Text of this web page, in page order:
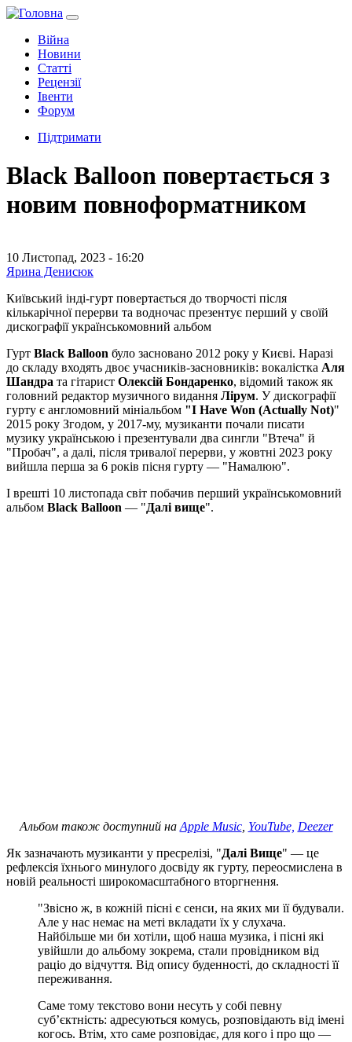
Війна
Новини
Статті
Рецензії
Івенти
Форум
Підтримати
Black Balloon повертається з
новим повноформатником
10 Листопад, 2023 - 16:20
Ярина Денисюк
Київський інді-гурт повертається до творчості після
кількарічної перерви та водночас презентує перший у своїй
дискографії українськомовний альбом
Гурт Black Balloon було засновано 2012 року у Києві. Наразі
до складу входять двоє учасників-засновників: вокалістка Аля
Шандра та гітарист Олексій Бондаренко, відомий також як
головний редактор музичного видання Лірум. У дискографії
гурту є англомовний мініальбом "I Have Won (Actually Not)"
2015 року Згодом, у 2017-му, музиканти почали писати
музику українською і презентували два сингли "Втеча" й
"Пробач", а далі, після тривалої перерви, у жовтні 2023 року
вийшла перша за 6 років пісня гурту — "Намалюю".
І врешті 10 листопада світ побачив перший українськомовний
альбом Black Balloon — "Далі вище".
Альбом також доступний на Apple Music, YouTube, Deezer
Як зазначають музиканти у пресрелізі, "Далі Вище" — це
рефлексія їхнього минулого досвіду як гурту, переосмислена в
новій реальності широкомасштабного вторгнення.
"Звісно ж, в кожній пісні є сенси, на яких ми її будували.
Але у нас немає на меті вкладати їх у слухача.
Найбільше ми би хотіли, щоб наша музика, і пісні які
увійшли до альбому зокрема, стали провідником від
раціо до відчуття. Від опису буденності, до складності її
переживання.
Саме тому текстово вони несуть у собі певну
субʼєктність: адресуються комусь, розповідають від імені
когось. Втім, хто саме розповідає, для кого і про що —